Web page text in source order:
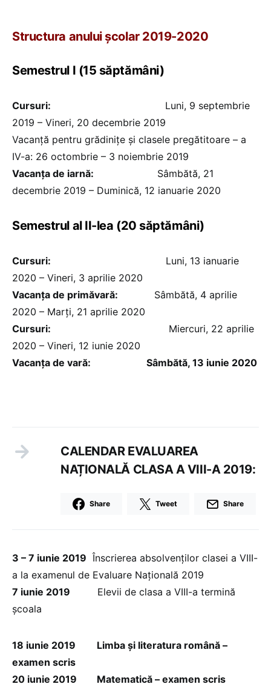
Structura anului școlar 2019-2020
Semestrul I (15 săptămâni)
Cursuri:
Luni, 9 septembrie
2019 – Vineri, 20 decembrie 2019
Vacanță pentru grădinițe și clasele pregătitoare – a
IV-a: 26 octombrie – 3 noiembrie 2019
Vacanța de iarnă: Sâmbătă, 21
decembrie 2019 – Duminică, 12 ianuarie 2020
Semestrul al II-lea (20 săptămâni)
Cursuri: Luni, 13 ianuarie
2020 – Vineri, 3 aprilie 2020
Vacanţa de primăvară: Sâmbătă, 4 aprilie
2020 – Marți, 21 aprilie 2020
Cursuri: Miercuri, 22 aprilie
2020 – Vineri, 12 iunie 2020
Vacanța de vară: Sâmbătă, 13 iunie 2020
CALENDAR EVALUAREA
NAȚIONALĂ CLASA A VIII-A 2019:
Share Tweet Share
3 – 7 iunie 2019 Înscrierea absolvenților clasei a VIII-
a la examenul de Evaluare Naţională 2019
7 iunie 2019 Elevii de clasa a VIII-a termină
școala
18 iunie 2019
Limba şi literatura română –
examen scris
20 iunie 2019
Matematică – examen scris